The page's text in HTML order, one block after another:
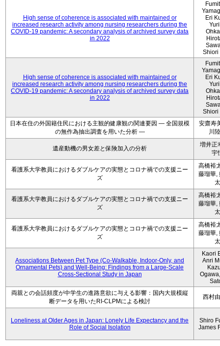
High sense of coherence is associated with maintained or
increased research activity among nursing researchers during the
COVID-19 pandemic: A secondary analysis of archived survey data
in 2022
Eri
Shiori
High sense of coherence is associated with maintained or
increased research activity among nursing researchers during the
COVID-19 pandemic: A secondary analysis of archived survey data
in 2022
Eri
Shiori
日本在住の外国籍住民における主観的健康観の関連要因 ― 全国規模
の無作為抽出調査を用いた分析 ―
安齋寿
川
遺産動機の男女差と保険加入の分析
増井正
宇
看護系大学教員におけるダブルケアの実態とコロナ禍での支援ニー
ズ
高橋裕
藤瑠華,
太
看護系大学教員におけるダブルケアの実態とコロナ禍での支援ニー
ズ
高橋裕
藤瑠華,
太
看護系大学教員におけるダブルケアの実態とコロナ禍での支援ニー
ズ
高橋裕
藤瑠華,
太
Associations Between Pet Type (Co-Walkable, Indoor-Only, and
Ornamental Pets) and Well-Being: Findings from a Large-Scale
Cross-Sectional Study in Japan
Kaori
Anri
両親との会話頻度が中学生の進路意欲に与える影響：国内大規模縦
断データを用いたRI-CLPMによる検討
西村
Loneliness at Older Ages in Japan: Lonely Life Expectancy and the
Role of Social Isolation
Shiro
James